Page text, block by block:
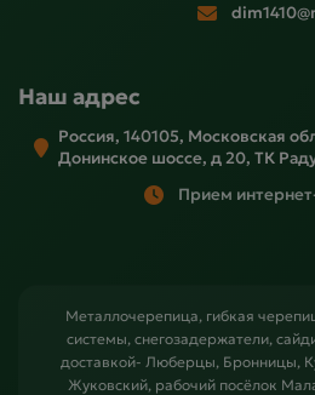
Наш адрес
Россия, 140105, Московская
Донинское шоссе, д 20, ТК
Прием
Металлочерепица, гибкая
системы, снегозадержатели,
доставкой- Люберцы, Бронницы,
Жуковский, рабочий посёлок